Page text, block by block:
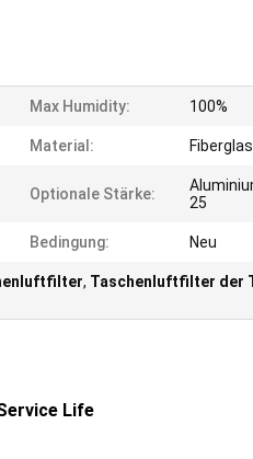
Max Humidity: 100%
Material: Fiberglas
Optionale Stärke:
25
Bedingung: Neu
, Taschenluftfilter der
Life